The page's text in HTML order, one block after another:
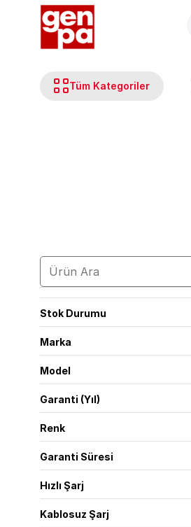
Tüm Kategoriler
Stok Durumu
Marka
Model
Garanti (Yıl)
Renk
Garanti Süresi
Hızlı Şarj
Kablosuz Şarj